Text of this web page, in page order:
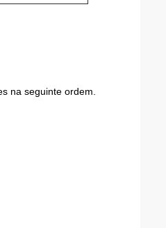
na seguinte ordem.